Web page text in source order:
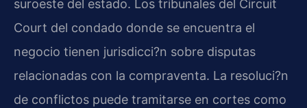
suroeste del estado. Los tribunales del Circuit
Court del condado donde se encuentra el
negocio tienen jurisdicci?n sobre disputas
relacionadas con la compraventa. La resoluci?n
de conflictos puede tramitarse en cortes como